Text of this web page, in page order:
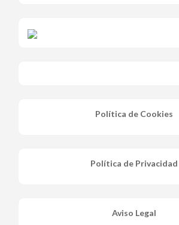
Política de Cookies
Política de Privacidad
Aviso Legal